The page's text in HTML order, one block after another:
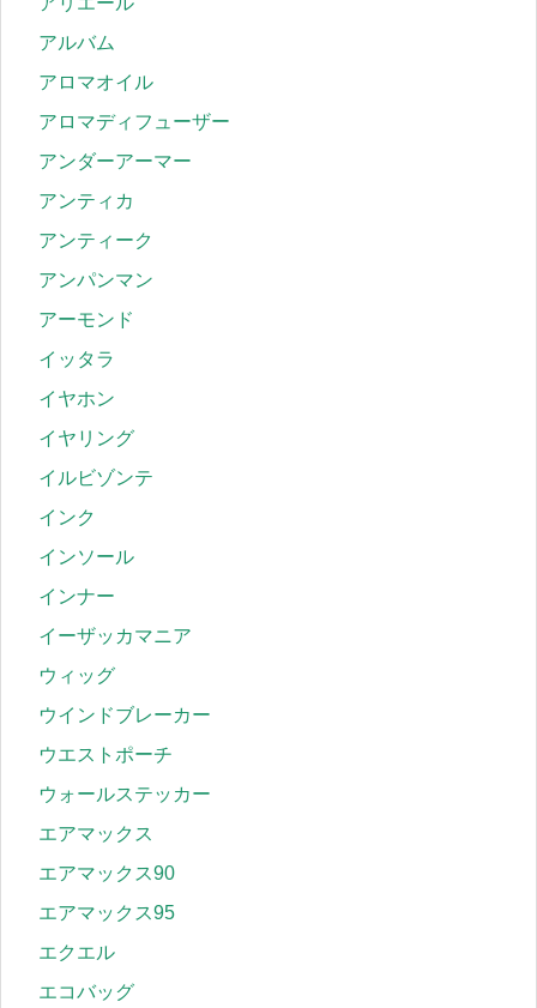
アルバム
アロマオイル
アロマディフューザー
アンダーアーマー
アンティカ
アンティーク
アンパンマン
アーモンド
イッタラ
イヤホン
イヤリング
イルビゾンテ
インク
インソール
インナー
イーザッカマニア
ウィッグ
ウインドブレーカー
ウエストポーチ
ウォールステッカー
エアマックス
エアマックス90
エアマックス95
エクエル
エコバッグ